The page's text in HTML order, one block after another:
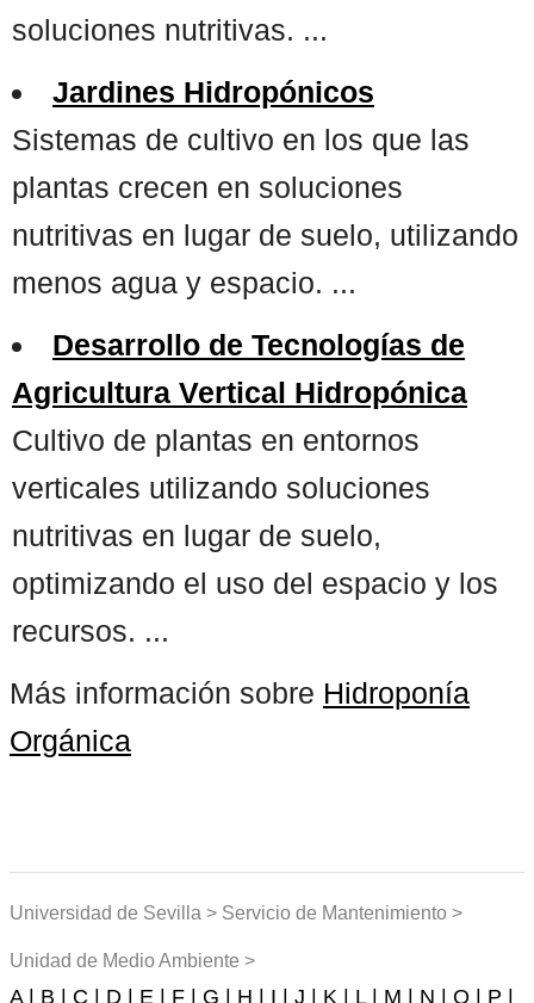
soluciones nutritivas. ...
Jardines Hidropónicos
Sistemas de cultivo en los que las
plantas crecen en soluciones
nutritivas en lugar de suelo, utilizando
menos agua y espacio. ...
Desarrollo de Tecnologías de
Agricultura Vertical Hidropónica
Cultivo de plantas en entornos
verticales utilizando soluciones
nutritivas en lugar de suelo,
optimizando el uso del espacio y los
recursos. ...
Más información sobre Hidroponía
Orgánica
Universidad de Sevilla > Servicio de Mantenimiento >
Unidad de Medio Ambiente >
A | B | C | D | E | F | G | H | I | J | K | L | M | N | O | P |